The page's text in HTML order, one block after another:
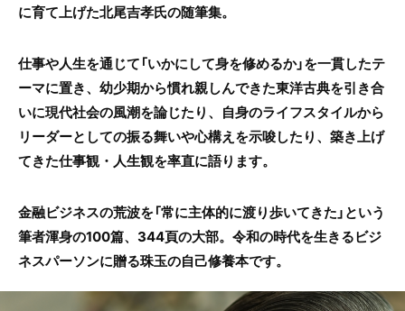
に育て上げた北尾吉孝氏の随筆集。
仕事や人生を通じて「いかにして身を修めるか」を一貫したテ
ーマに置き、幼少期から慣れ親しんできた東洋古典を引き合
いに現代社会の風潮を論じたり、自身のライフスタイルから
リーダーとしての振る舞いや心構えを示唆したり、築き上げ
てきた仕事観・人生観を率直に語ります。
金融ビジネスの荒波を「常に主体的に渡り歩いてきた」という
筆者渾身の100篇、344頁の大部。令和の時代を生きるビジ
ネスパーソンに贈る珠玉の自己修養本です。